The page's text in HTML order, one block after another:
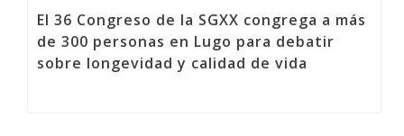
El 36 Congreso de la SGXX congrega a más
de 300 personas en Lugo para debatir
sobre longevidad y calidad de vida